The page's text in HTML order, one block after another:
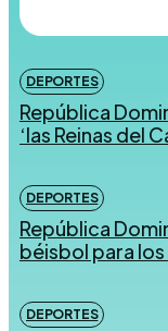
DEPORTES
República
‘las Reinas del
DEPORTES
República
béisbol para
DEPORTES